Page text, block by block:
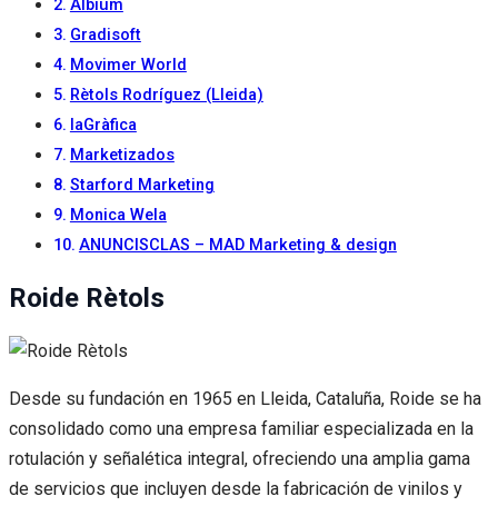
Albium
Gradisoft
Movimer World
Rètols Rodríguez (Lleida)
laGràfica
Marketizados
Starford Marketing
Monica Wela
ANUNCISCLAS – MAD Marketing & design
Roide Rètols
Desde su fundación en 1965 en Lleida, Cataluña, Roide se ha
consolidado como una empresa familiar especializada en la
rotulación y señalética integral, ofreciendo una amplia gama
de servicios que incluyen desde la fabricación de vinilos y